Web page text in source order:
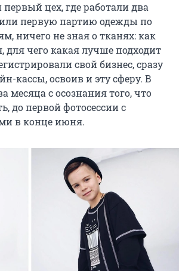
цех, где работали два
первую партию одежды по
ничего не зная о тканях: как
для чего какая лучше подходит
свой бизнес, сразу
кассы, освоив и эту сферу. В
месяца с осознания того, что
до первой фотосессии с
в конце июня.